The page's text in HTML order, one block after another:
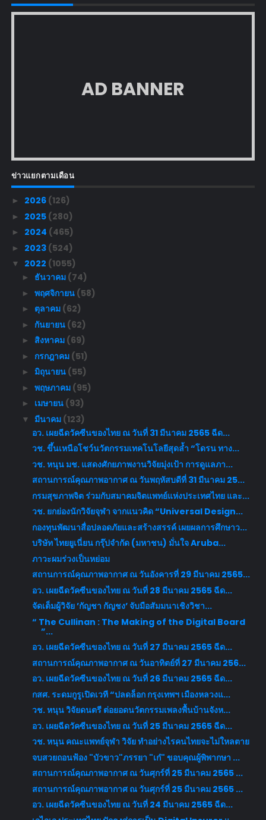
AD BANNER
ข่าวแยกตามเดือน
► 2026 (126)
► 2025 (280)
► 2024 (465)
► 2023 (524)
▼ 2022 (1055)
► ธันวาคม (74)
► พฤศจิกายน (58)
► ตุลาคม (62)
► กันยายน (62)
► สิงหาคม (69)
► กรกฎาคม (51)
► มิถุนายน (55)
► พฤษภาคม (95)
► เมษายน (93)
▼ มีนาคม (123)
อว. เผยฉีดวัคซีนของไทย ณ วันที่ 31 มีนาคม 2565 ฉีด...
วช. ขึ้นเหนือโชว์นวัตกรรมเทคโนโลยีสุดล้ำ “โดรน ทาง...
วช. หนุน มช. แสดงศักยภาพงานวิจัยมุ่งเป้า การดูแลภา...
สถานการณ์คุณภาพอากาศ ณ วันพฤหัสบดีที่ 31 มีนาคม 25...
กรมสุขภาพจิต ร่วมกับสมาคมจิตแพทย์แห่งประเทศไทย และ...
วช. ยกย่องนักวิจัยจุฬา จากแนวคิด “Universal Design...
กองทุนพัฒนาสื่อปลอดภัยและสร้างสรรค์ เผยผลการศึกษาว...
บริษัท ไทยยูเนี่ยน กรุ๊ปจำกัด (มหาชน) มั่นใจ Aruba...
ภาวะผมร่วงเป็นหย่อม
สถานการณ์คุณภาพอากาศ ณ วันอังคารที่ 29 มีนาคม 2565...
อว. เผยฉีดวัคซีนของไทย ณ วันที่ 28 มีนาคม 2565 ฉีด...
จัดเต็มผู้วิจัย ’กัญชา กัญชง’ จับมือสัมมนาเชิงวิชา...
“ The Cullinan : The Making of the Digital Board
”...
อว. เผยฉีดวัคซีนของไทย ณ วันที่ 27 มีนาคม 2565 ฉีด...
สถานการณ์คุณภาพอากาศ ณ วันอาทิตย์ที่ 27 มีนาคม 256...
อว. เผยฉีดวัคซีนของไทย ณ วันที่ 26 มีนาคม 2565 ฉีด...
กสศ. ระดมกูรูเปิดเวที “ปลดล็อก กรุงเทพฯ เมืองหลวงแ...
วช. หนุน วิจัยดนตรี ต่อยอดนวัตกรรมเพลงพื้นบ้านจังห...
อว. เผยฉีดวัคซีนของไทย ณ วันที่ 25 มีนาคม 2565 ฉีด...
วช. หนุน คณะแพทย์จุฬา วิจัย ทำอย่างไรคนไทยจะไม่ใหลตาย
จบสวยถอนฟ้อง "บัวขาว"ภรรยา "เก๋" ขอบคุณผู้พิพากษา ...
สถานการณ์คุณภาพอากาศ ณ วันศุกร์ที่ 25 มีนาคม 2565 ...
สถานการณ์คุณภาพอากาศ ณ วันศุกร์ที่ 25 มีนาคม 2565 ...
อว. เผยฉีดวัคซีนของไทย ณ วันที่ 24 มีนาคม 2565 ฉีด...